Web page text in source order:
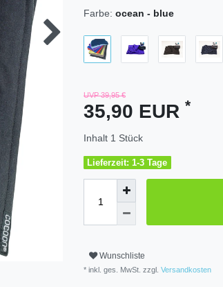
Farbe: ocean - blue
UVP 39,95 €
35,90 EUR *
Inhalt 1 Stück
Lieferzeit: 1-3 Tage
Wunschliste
* inkl. ges. MwSt. zzgl. Versandkosten